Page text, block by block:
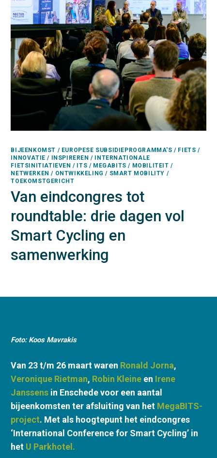
BIJEENKOMST / EUROPESE SUBSIDIEPROGRAMMA'S / FIETS /
INNOVATIE / INSPIREREN / INTERNATIONALE
FIETSINITIATIEVEN / ITS / MEGABITS / MOBILITEIT /
NETWERKEN / ONTWIKKELING / SMART MOBILITY /
TOEKOMSTGERICHT
Van eindcongres tot
roundtable: drie dagen vol
Smart Cycling en
samenwerking
Foto: Koos Mavrakis
Van 23 t/m 26 maart waren Ronald Jorna,
Veronique Rietman, Robin Kleine en Irene
Janssens in Enschede voor een aantal
bijeenkomsten ter afsluiting van het MegaBITS-
project. Met als hoogtepunt het eindcongres
‘International Conference for Smart Cycling’ in
het U Parkhotel.